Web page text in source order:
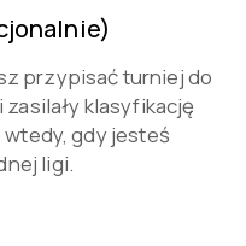
przypisać turniej do
klasyfikację
gdy jesteś
ligi.